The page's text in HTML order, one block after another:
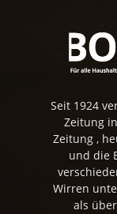
Seit 1924
Zeitung
Zeitung ,
und die
Wirren
als